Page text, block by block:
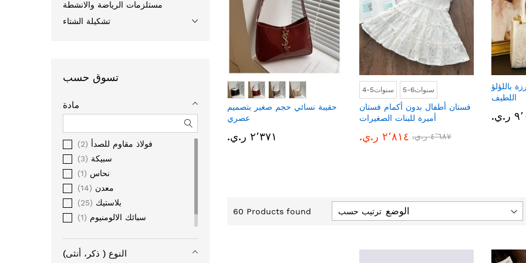
حقيبة نسائي حجم صغير بتصميم
عصري
٢٬٣٧١ ر.ي.‏
4-5سنوات 5-6سنوات
فستان أطفال بدون أكمام فستان
أميرة للبنات الصغيرات
٢٬٨١٤ ر.ي.‏ ٤٬٦٨٧ ر.ي.‏
باللؤلؤ
اللطيف
60 Products found ترتيب حسب
مستلزمات الرياضة والانشطة
تشكيلة الشتاء
تسوق حسب
مادة
فولاذ مقاوم للصدأ
2
سبيكة
3
نحاس
1
معدن
14
بلاستيك
25
سبائك الالومنيوم
1
النوع ( ذكر، أنثى)